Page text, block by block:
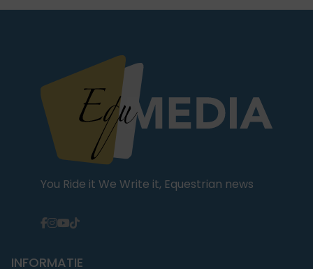
You Ride it We Write it, Equestrian news
INFORMATIE